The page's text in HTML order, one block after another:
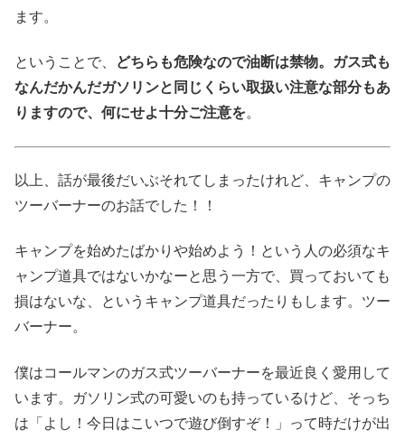
ます。
ということで、
どちらも危険なので油断は禁物。ガス式も
なんだかんだガソリンと同じくらい取扱い注意な部分もあ
りますので、何にせよ十分ご注意を。
以上、話が最後だいぶそれてしまったけれど、キャンプの
ツーバーナーのお話でした！！
キャンプを始めたばかりや始めよう！という人の必須なキ
ャンプ道具ではないかなーと思う一方で、買っておいても
損はないな、というキャンプ道具だったりもします。ツー
バーナー。
僕はコールマンのガス式ツーバーナーを最近良く愛用して
います。ガソリン式の可愛いのも持っているけど、そっち
は「よし！今日はこいつで遊び倒すぞ！」って時だけが出